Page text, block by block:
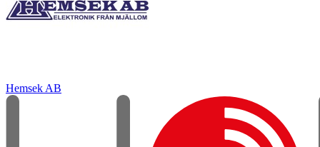
Hemsek AB